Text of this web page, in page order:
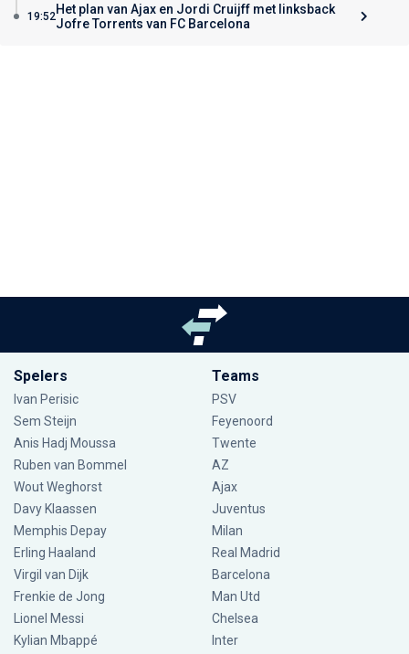
19:52Het plan van Ajax en Jordi Cruijff met linksback
Jofre Torrents van FC Barcelona
Spelers
Ivan Perisic
Sem Steijn
Anis Hadj Moussa
Ruben van Bommel
Wout Weghorst
Davy Klaassen
Memphis Depay
Erling Haaland
Virgil van Dijk
Frenkie de Jong
Lionel Messi
Kylian Mbappé
Teams
PSV
Feyenoord
Twente
AZ
Ajax
Juventus
Milan
Real Madrid
Barcelona
Man Utd
Chelsea
Inter